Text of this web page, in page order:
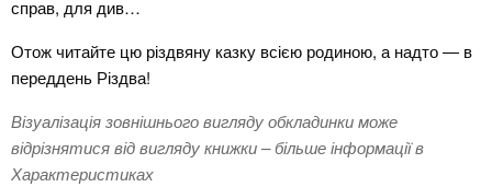
справ, для див…
Отож читайте цю різдвяну казку всією родиною, а надто — в
переддень Різдва!
Візуалізація зовнішнього вигляду обкладинки може
відрізнятися від вигляду книжки – більше інформації в
Характеристиках